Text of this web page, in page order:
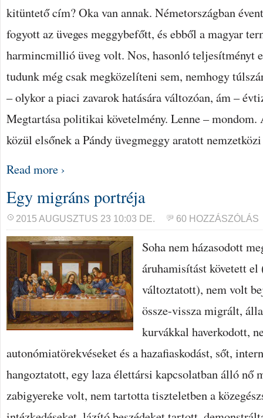
kitüntető cím? Oka van annak. Németországban
fogyott az üveges meggybefőtt, és ebből a magyar
harmincmillió üveg volt. Nos, hasonló teljesítményt
tudunk még csak megközelíteni sem, nemhogy
– olykor a piaci zavarok hatására változóan, ám –
Megtartása politikai követelmény. Lenne –
közül elsőnek a Pándy üvegmeggy aratott
Read more ›
Egy migráns portréja
2015 AUGUSZTUS 23 10:03 DE. 60 HOZZÁSZÓLÁS
Soha nem házasodott
áruhamisítást követett
változtatott), nem volt
össze-vissza migrált,
kurvákkal haverkodott,
autonómiatörekvéseket és a hazafiaskodást, sőt,
hangoztatott, egy laza élettársi kapcsolatban álló nő
zabigyereke volt, nem tartotta tiszteletben a